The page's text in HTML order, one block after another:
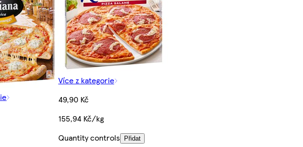
Více z kategorie
49,90 Kč
155,94 Kč/kg
Quantity controls
Přidat